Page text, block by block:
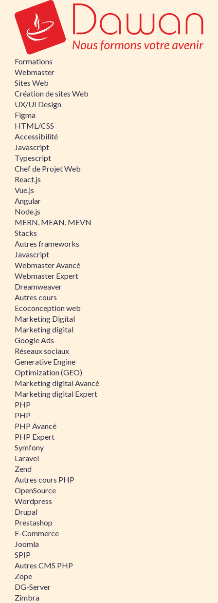
Formations
Webmaster
Sites Web
Création de sites Web
UX/UI Design
Figma
HTML/CSS
Accessibilité
Javascript
Typescript
Chef de Projet Web
React.js
Vue.js
Angular
Node.js
MERN, MEAN, MEVN
Stacks
Autres frameworks
Javascript
Webmaster Avancé
Webmaster Expert
Dreamweaver
Autres cours
Ecoconception web
Marketing Digital
Marketing digital
Google Ads
Réseaux sociaux
Generative Engine
Optimization (GEO)
Marketing digital Avancé
Marketing digital Expert
PHP
PHP
PHP Avancé
PHP Expert
Symfony
Laravel
Zend
Autres cours PHP
OpenSource
Wordpress
Drupal
Prestashop
E-Commerce
Joomla
SPIP
Autres CMS PHP
Zope
DG-Server
Zimbra